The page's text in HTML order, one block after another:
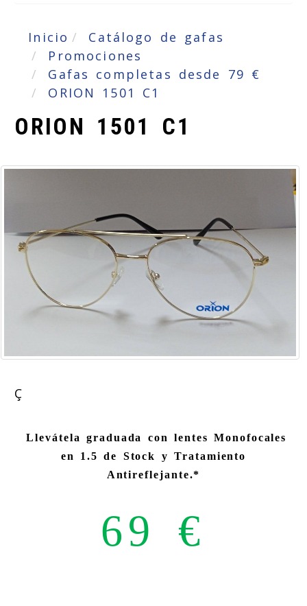
Inicio
Catálogo de gafas
Promociones
Gafas completas desde 79 €
ORION 1501 C1
ORION 1501 C1
Ç
Llevátela graduada con lentes Monofocales
en 1.5 de Stock y Tratamiento
Antireflejante.*
69 €